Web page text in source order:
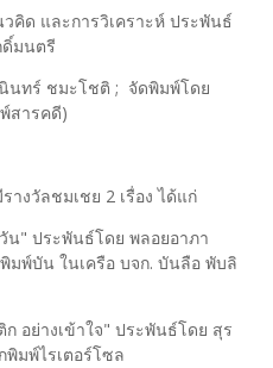
ด และการวิเคราะห์ ประพันธ์
มนตรี
นทร์ ชมะโชติ ; จัดพิมพ์โดย
สารคดี)
างวัลชมเชย 2 เรื่อง ได้แก่
น" ประพันธ์โดย พลอยอาภา
พ์บัน ในเครือ บจก. บันลือ พับลิ
อย่างเข้าใจ" ประพันธ์โดย สุร
มพ์ไรเตอร์โซล